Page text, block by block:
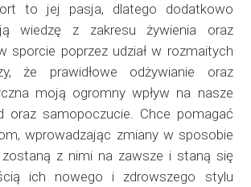
to jej pasja, dlatego dodatkowo
wiedzę z zakresu żywienia oraz
sporcie poprzez udział w rozmaitych
że prawidłowe odżywianie oraz
moją ogromny wpływ na nasze
oraz samopoczucie. Chce pomagać
wprowadzając zmiany w sposobie
zostaną z nimi na zawsze i staną się
ich nowego i zdrowszego stylu